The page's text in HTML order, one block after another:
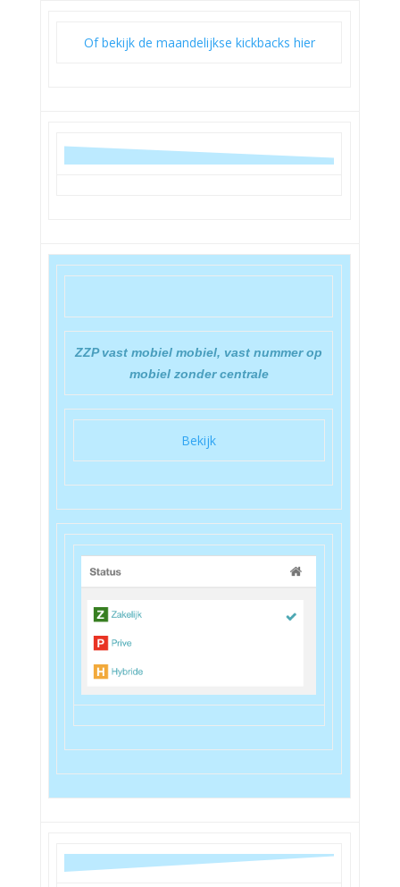
Of bekijk de maandelijkse kickbacks hier
ZZP vast mobiel mobiel, vast nummer op
mobiel zonder centrale
Bekijk